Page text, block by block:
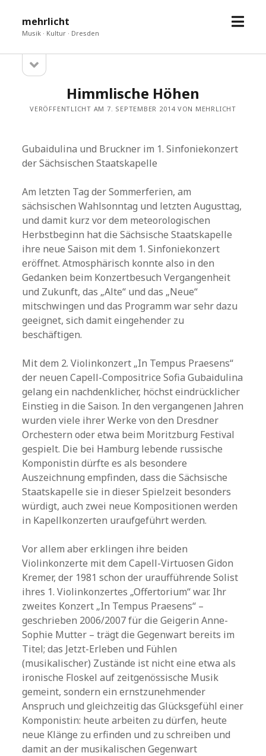
mehrlicht
Musik · Kultur · Dresden
Menü
Sidebar
öffnen
Himmlische Höhen
VERÖFFENTLICHT AM 7. SEPTEMBER 2014 VON MEHRLICHT
Gubaidulina und Bruckner im 1. Sinfoniekonzert
der Sächsischen Staatskapelle
Am letzten Tag der Sommerferien, am
sächsischen Wahlsonntag und letzten Augusttag,
und damit kurz vor dem meteorologischen
Herbstbeginn hat die Sächsische Staatskapelle
ihre neue Saison mit dem 1. Sinfoniekonzert
eröffnet. Atmosphärisch konnte also in den
Gedanken beim Konzertbesuch Vergangenheit
und Zukunft, das „Alte“ und das „Neue“
mitschwingen und das Programm war sehr dazu
geeignet, sich damit eingehender zu
beschäftigen.
Mit dem 2. Violinkonzert „In Tempus Praesens“
der neuen Capell-Compositrice Sofia Gubaidulina
gelang ein nachdenklicher, höchst eindrücklicher
Einstieg in die Saison. In den vergangenen Jahren
wurden viele ihrer Werke von den Dresdner
Orchestern oder etwa beim Moritzburg Festival
gespielt. Die bei Hamburg lebende russische
Komponistin dürfte es als besondere
Auszeichnung empfinden, dass die Sächsische
Staatskapelle sie in dieser Spielzeit besonders
würdigt, auch zwei neue Kompositionen werden
in Kapellkonzerten uraufgeführt werden.
Vor allem aber erklingen ihre beiden
Violinkonzerte mit dem Capell-Virtuosen Gidon
Kremer, der 1981 schon der uraufführende Solist
ihres 1. Violinkonzertes „Offertorium“ war. Ihr
zweites Konzert „In Tempus Praesens“ –
geschrieben 2006/2007 für die Geigerin Anne-
Sophie Mutter – trägt die Gegenwart bereits im
Titel; das Jetzt-Erleben und Fühlen
(musikalischer) Zustände ist nicht eine etwa als
ironische Floskel auf zeitgenössische Musik
gemeint, sondern ein ernstzunehmender
Anspruch und gleichzeitig das Glücksgefühl einer
Komponistin: heute arbeiten zu dürfen, heute
neue Klänge zu erfinden und zu schreiben und
damit an der musikalischen Gegenwart